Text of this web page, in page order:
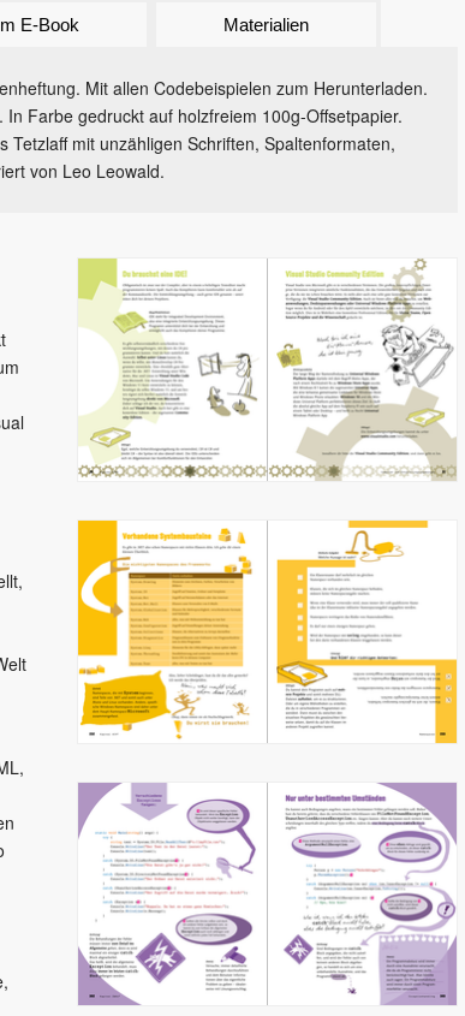
E-Book Materialien
Mit allen Codebeispielen zum Herunterladen.
Farbe gedruckt auf holzfreiem 100g-Offsetpapier.
Tetzlaff mit unzähligen Schriften, Spaltenformaten,
von Leo Leowald.